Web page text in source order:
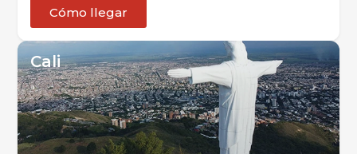
Cómo llegar
Cali